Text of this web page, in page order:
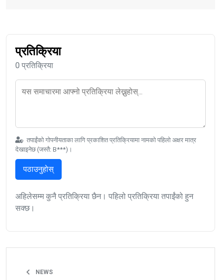
प्रतिक्रिया
0 प्रतिक्रिया
तपाईंको गोपनीयताका लागि प्रकाशित प्रतिक्रियामा नामको पहिलो अक्षर मात्र
देखाइनेछ (जस्तै: B***)।
पठाउनुहोस्
अहिलेसम्म कुनै प्रतिक्रिया छैन। पहिलो प्रतिक्रिया तपाईंको हुन
सक्छ।
NEWS